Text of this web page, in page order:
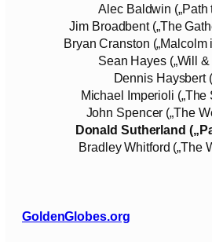
Alec Baldwin („Path
Jim Broadbent („The
Bryan Cranston („Malcolm
Sean Hayes („Will &
Dennis Haysbert
Michael Imperioli („The
John Spencer („The
Donald Sutherland
Bradley Whitford („The
GoldenGlobes.org